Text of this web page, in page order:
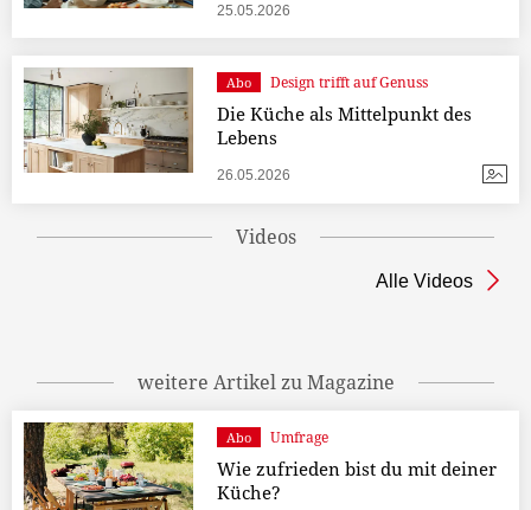
25.05.2026
Abo Design trifft auf Genuss
Die Küche als Mittelpunkt des
Lebens
26.05.2026
Videos
Alle Videos
weitere Artikel zu Magazine
Abo Umfrage
Wie zufrieden bist du mit deiner
Küche?